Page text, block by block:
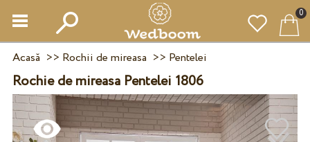
0
Acasă >> Rochii de mireasa >> Pentelei
Rochie de mireasa Pentelei 1806